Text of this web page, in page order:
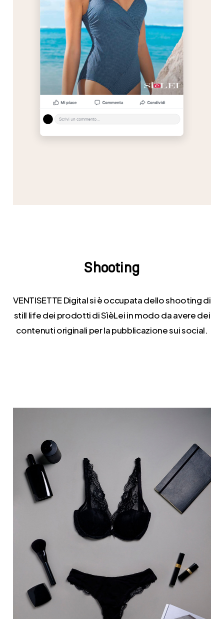
Shooting
VENTISETTE Digital si è occupata dello shooting di
still life dei prodotti di SìèLei in modo da avere dei
contenuti originali per la pubblicazione sui social.